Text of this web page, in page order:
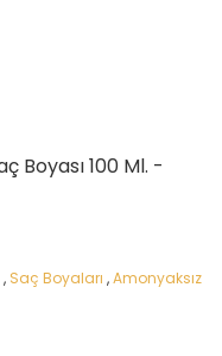
Boyası 100 Ml. -
, Saç Boyaları ,Amonyaksız